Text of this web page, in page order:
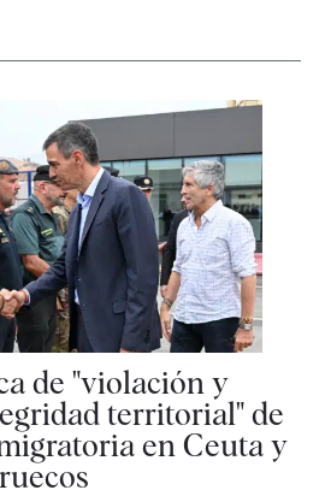
de "violación y
territorial" de
en Ceuta y